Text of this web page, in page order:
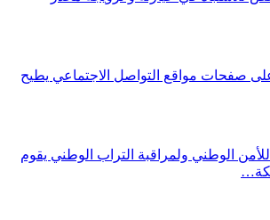
صفحات مواقع التواصل الاجتماعي يطيح
الوطني ولمراقبة التراب الوطني يقوم